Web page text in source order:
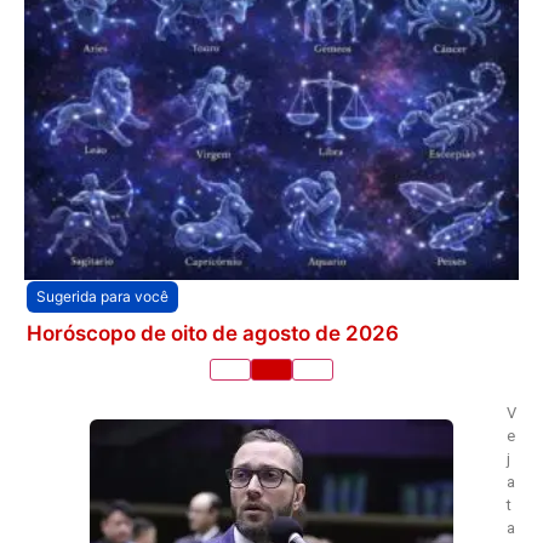
Sugerida para você
Horóscopo de oito de agosto de 2026
V
e
j
a
t
a